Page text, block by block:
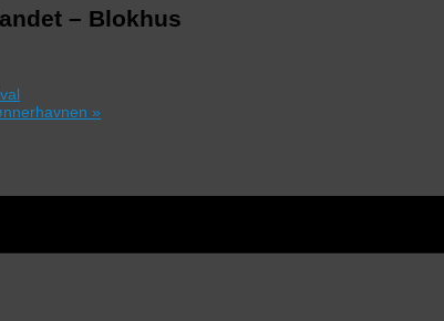
– Blokhus
»